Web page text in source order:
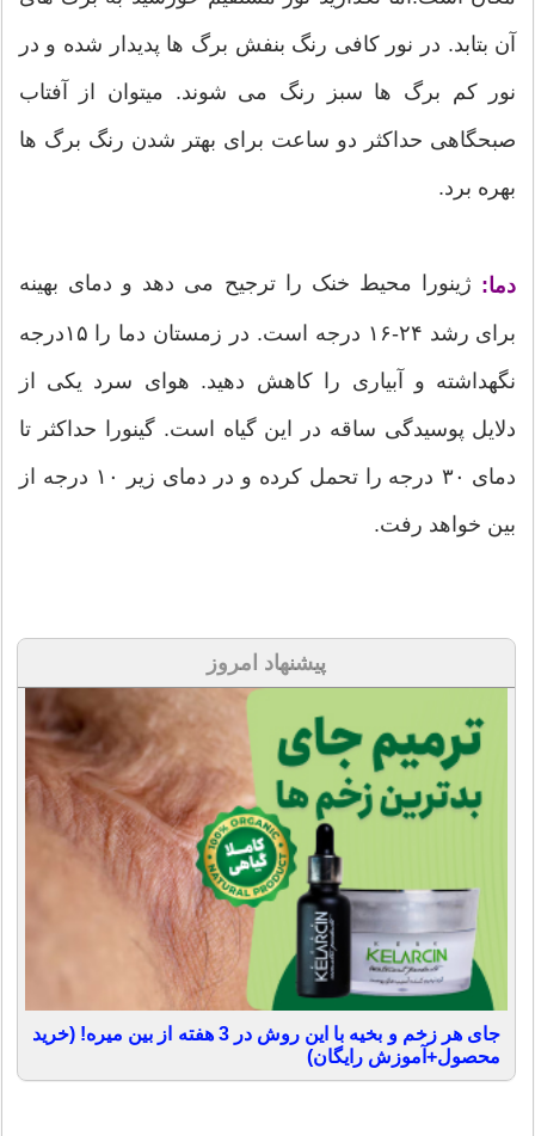
آن بتابد. در نور کافی رنگ بنفش برگ ها پدیدار شده و در
نور کم برگ ها سبز رنگ می شوند. میتوان از آفتاب
صبحگاهی حداکثر دو ساعت برای بهتر شدن رنگ برگ ها
بهره برد.
دما: ژینورا محیط خنک را ترجیح می دهد و دمای بهینه
برای رشد ۲۴-۱۶ درجه است. در زمستان دما را ۱۵درجه
نگهداشته و آبیاری را کاهش دهید. هوای سرد یکی از
دلایل پوسیدگی ساقه در این گیاه است. گینورا حداکثر تا
دمای ۳۰ درجه را تحمل کرده و در دمای زیر ۱۰ درجه از
بین خواهد رفت.
پیشنهاد امروز
جای هر زخم و بخیه با این روش در 3 هفته از بین میره! (خرید
محصول+آموزش رایگان)